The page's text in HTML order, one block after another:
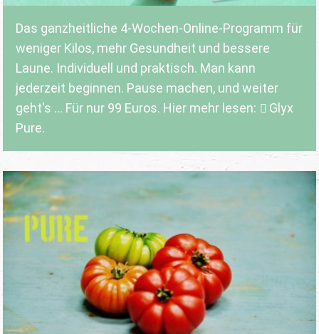
Das ganzheitliche 4-Wochen-Online-Programm für
weniger Kilos, mehr Gesundheit und bessere
Laune. Individuell und praktisch. Man kann
jederzeit beginnen. Pause machen, und weiter
geht's ... Für nur 99 Euros. Hier mehr lesen:
Glyx
Pure.